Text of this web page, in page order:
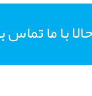
با ما تماس